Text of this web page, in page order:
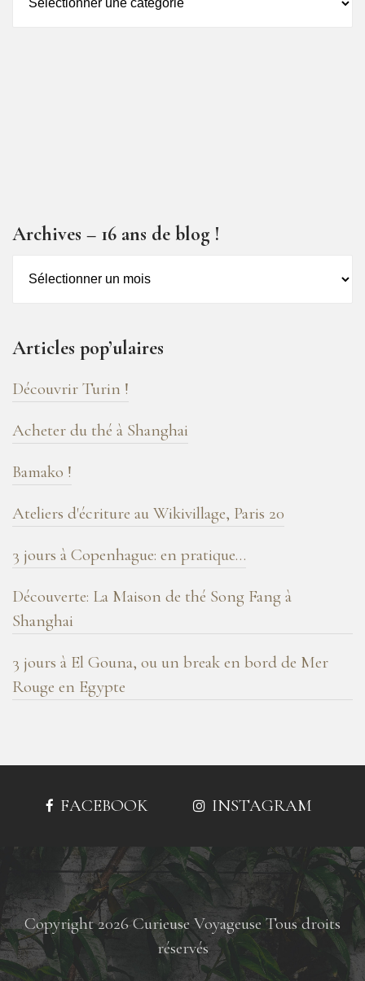
des
Archives – 16 ans de blog !
de
blog
!
Articles pop’ulaires
Découvrir Turin !
Acheter du thé à Shanghai
Bamako !
Ateliers d'écriture au Wikivillage, Paris 20
3 jours à Copenhague: en pratique…
Découverte: La Maison de thé Song Fang à
Shanghai
3 jours à El Gouna, ou un break en bord de Mer
Rouge en Egypte
FACEBOOK INSTAGRAM
Copyright 2026 Curieuse Voyageuse Tous droits
réservés